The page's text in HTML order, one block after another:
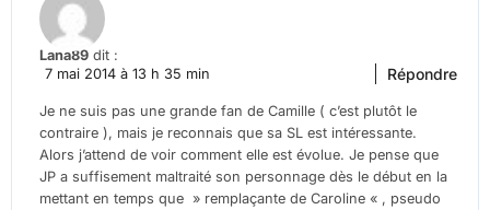
Lana89 dit :
7 mai 2014 à 13 h 35 min
Je ne suis pas une grande fan de Camille ( c’est plutôt le
contraire ), mais je reconnais que sa SL est intéressante.
Alors j’attend de voir comment elle est évolue. Je pense que
JP a suffisement maltraité son personnage dès le début en la
mettant en temps que » remplaçante de Caroline « , pseudo
Répondre